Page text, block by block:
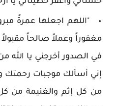
"اللهم اجعلها عمرةً
مغفوراً وعملاً صالحاً مقبولاً
في الصدور أخرجني يا الله
إني أسألك موجبات رحمتك
من كل إثم والغنيمة من كل